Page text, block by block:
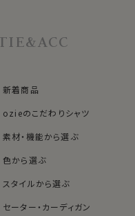
なっておりますの
(サイズ表C)
新着商品
ozieのこだわりシャツ
素材・機能から選ぶ
色から選ぶ
スタイルから選ぶ
セーター・カーディガン